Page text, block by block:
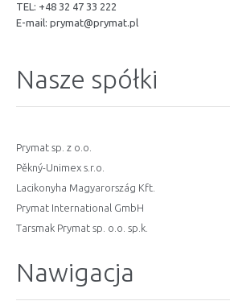
TEL: +48 32 47 33 222
E-mail: prymat@prymat.pl
Nasze spółki
Prymat sp. z o.o.
Pěkný-Unimex s.r.o.
Lacikonyha Magyarország Kft.
Prymat International GmbH
Tarsmak Prymat sp. o.o. sp.k.
Nawigacja